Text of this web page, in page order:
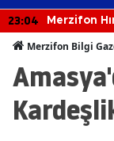
23:04
Merzifon
Merzifon Bilgi